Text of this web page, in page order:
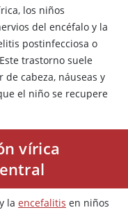
los niños
del encéfalo y la
postinfecciosa o
trastorno suele
cabeza, náuseas y
el niño se recupere
vírica
y la encefalitis en niños